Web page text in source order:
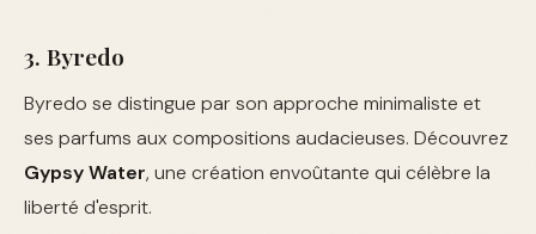
3. Byredo
Byredo se distingue par son approche minimaliste et
ses parfums aux compositions audacieuses. Découvrez
Gypsy Water, une création envoûtante qui célèbre la
liberté d'esprit.